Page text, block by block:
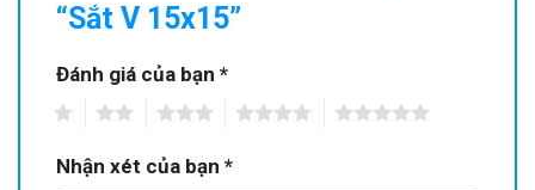
“Sắt V 15x15”
Đánh giá của bạn *
Nhận xét của bạn *